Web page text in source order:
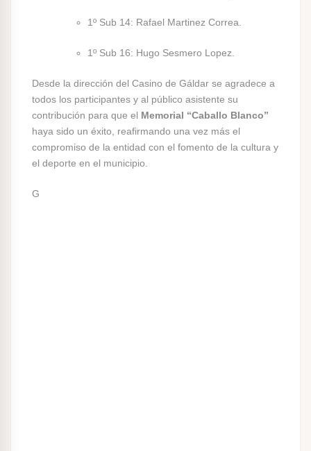
1º Sub 14: Rafael Martinez Correa.
1º Sub 16: Hugo Sesmero Lopez.
Desde la dirección del Casino de Gáldar se agradece a
todos los participantes y al público asistente su
contribución para que el Memorial “Caballo Blanco”
haya sido un éxito, reafirmando una vez más el
compromiso de la entidad con el fomento de la cultura y
el deporte en el municipio.
G